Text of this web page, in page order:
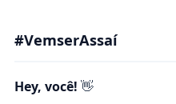
#VemserAssaí
Hey, você! 👋